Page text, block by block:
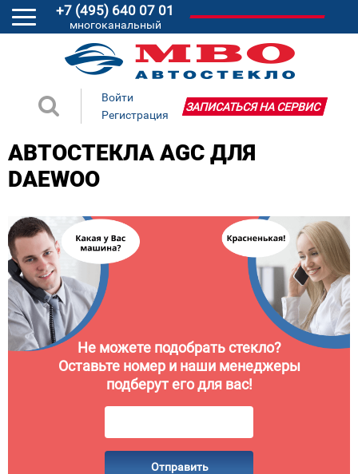
+7 (495) 640 07 01
многоканальный
Войти
Регистрация
ЗАПИСАТЬСЯ НА СЕРВИС
АВТОСТЕКЛА AGC ДЛЯ
DAEWOO
Не можете подобрать стекло?
Оставьте номер и наши менеджеры
подберут его для вас!
Отправить